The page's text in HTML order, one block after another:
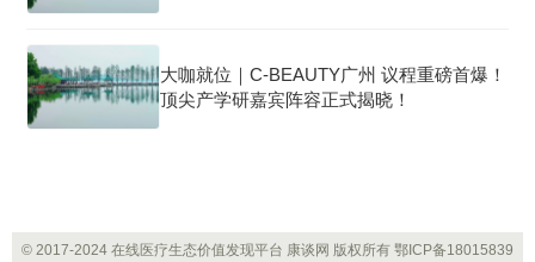
大咖就位｜C-BEAUTY广州 议程重磅首爆！
顶尖产学研嘉宾阵容正式揭晓！
© 2017-2024 在线医疗生态价值发现平台 康谈网 版权所有 鄂ICP备18015839